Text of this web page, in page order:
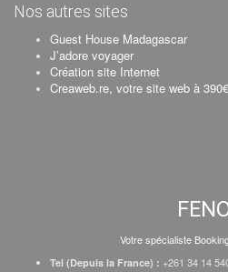
Nos autres sites
Guest House Madagascar
J’adore voyager
Création site Internet
Creaweb.re, votre site web à 390€
Votre spécialiste
Tel (Depuis la France) : +261 34 14